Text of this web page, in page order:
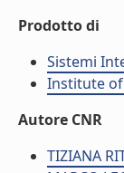
Prodotto di
Sistemi
Institute
Autore CNR
TIZIANA